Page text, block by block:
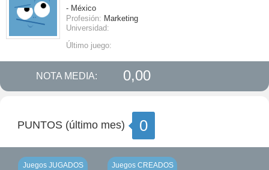
- México
Profesión: Marketing
Universidad:
Último juego:
NOTA MEDIA: 0,00
PUNTOS (último mes) 0
Juegos JUGADOS Juegos CREADOS